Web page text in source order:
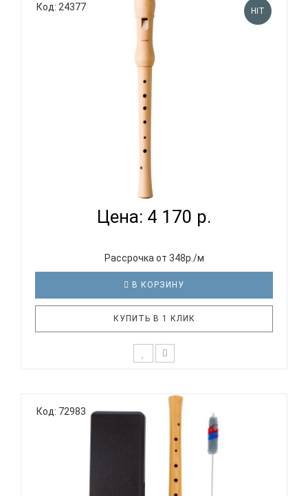
стараться правильно их направить в этом.
Прекрасный и живой звук блокфлейты является
одним из лучших способов с детства развивать
слух у ребенка. В тоже время, дети будут у..
Код: 24377 HIT
HOHNER B9565 - БЛОКФЛЕЙТА СОПРАНО НЕМЕЦКАЯ
СИСТЕМА...
Цена: 4 170 р.
Рассрочка от 348р./м
В КОРЗИНУ
КУПИТЬ В 1 КЛИК
качество звучания инструмента и нужно
стараться правильно их направить в этом.
Прекрасный и живой звук блокфлейты является
одним из лучших способов с детства развивать
слух у ребенка. В тоже время, дети будут у..
Код: 72983